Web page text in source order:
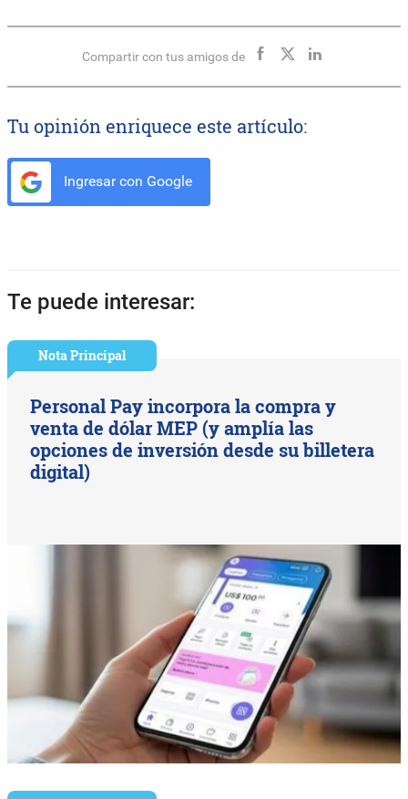
Compartir con tus amigos de
Tu opinión enriquece este artículo:
Ingresar con Google
Te puede interesar:
Nota Principal
Personal Pay incorpora la compra y
venta de dólar MEP (y amplía las
opciones de inversión desde su billetera
digital)